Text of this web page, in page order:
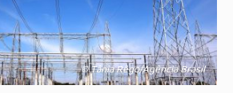
© Tânia Rêgo/Agência Brasil